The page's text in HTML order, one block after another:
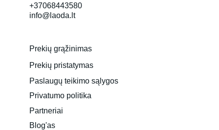
+37068443580
info@laoda.lt
Paslaugų teikimo sąlygos
Prekių grąžinimas
Prekių pristatymas
Privatumo politika
Partneriai
Blog'as